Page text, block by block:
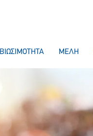
ΒΙΩΣΙΜΟΤΗΤΑ ΜΕΛΗ